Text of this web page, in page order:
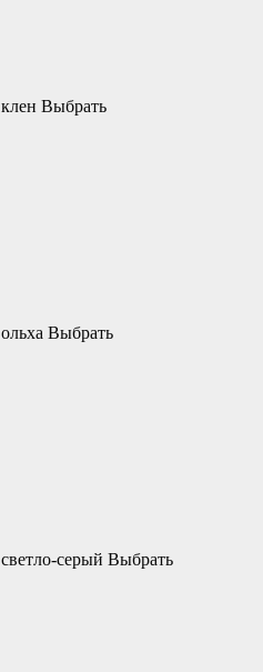
клен Выбрать
ольха Выбрать
светло-серый Выбрать